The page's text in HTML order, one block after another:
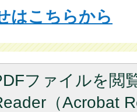
はこちらから
ファイルを閲
（Acrobat